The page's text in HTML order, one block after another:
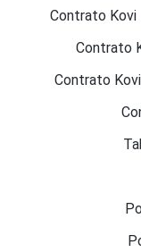
Contrato Kovi
Contrato
Contrato